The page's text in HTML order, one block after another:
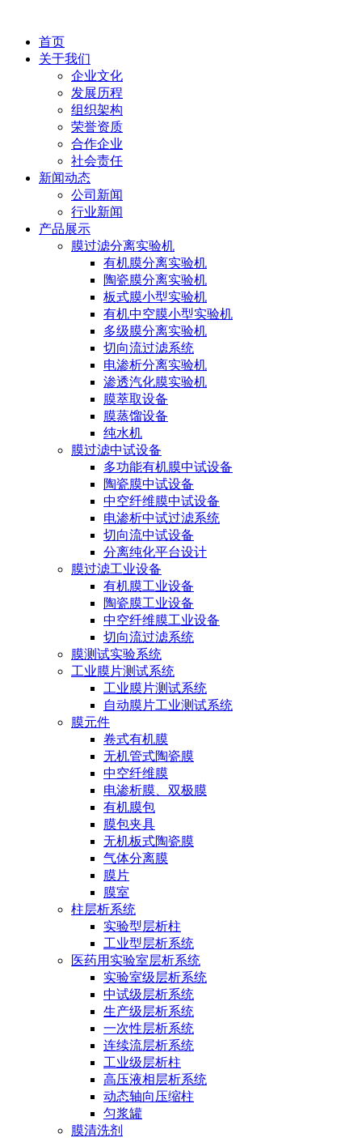
首页
关于我们
企业文化
发展历程
组织架构
荣誉资质
合作企业
社会责任
新闻动态
公司新闻
行业新闻
产品展示
膜过滤分离实验机
有机膜分离实验机
陶瓷膜分离实验机
板式膜小型实验机
有机中空膜小型实验机
多级膜分离实验机
切向流过滤系统
电渗析分离实验机
渗透汽化膜实验机
膜萃取设备
膜蒸馏设备
纯水机
膜过滤中试设备
多功能有机膜中试设备
陶瓷膜中试设备
中空纤维膜中试设备
电渗析中试过滤系统
切向流中试设备
分离纯化平台设计
膜过滤工业设备
有机膜工业设备
陶瓷膜工业设备
中空纤维膜工业设备
切向流过滤系统
膜测试实验系统
工业膜片测试系统
工业膜片测试系统
自动膜片工业测试系统
膜元件
卷式有机膜
无机管式陶瓷膜
中空纤维膜
电渗析膜、双极膜
有机膜包
膜包夹具
无机板式陶瓷膜
气体分离膜
膜片
膜室
柱层析系统
实验型层析柱
工业型层析系统
医药用实验室层析系统
实验室级层析系统
中试级层析系统
生产级层析系统
一次性层析系统
连续流层析系统
工业级层析柱
高压液相层析系统
动态轴向压缩柱
匀浆罐
膜清洗剂